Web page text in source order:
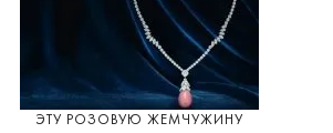
ЭТУ РОЗОВУЮ ЖЕМЧУЖИНУ